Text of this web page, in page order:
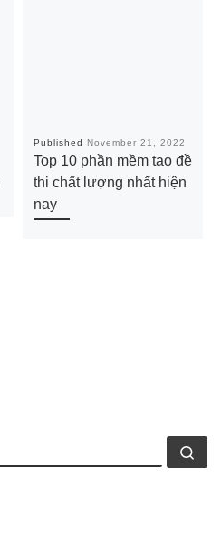
Published November 21, 2022
Top 10 phần mềm tạo đề
thi chất lượng nhất hiện
nay